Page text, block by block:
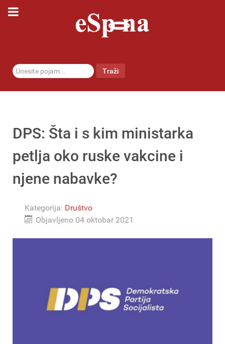
traži... Traži
DPS: Šta i s kim ministarka
petlja oko ruske vakcine i
njene nabavke?
Kategorija: Društvo
Objavljeno 04 oktobar 2021